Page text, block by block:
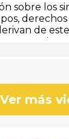
sobre los
de
agrupaciones.
Ver más